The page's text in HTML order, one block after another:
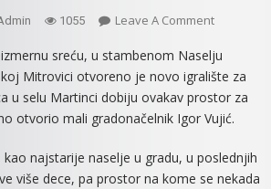
1055 Leave A CommentOn
NASELJE
DOBILO
NOVO,
IGRALIŠTE
ZA
sreću, u stambenom Naselju
Mitrovici otvoreno je novo igralište za
u selu Martinci dobiju ovakav prostor za
otvorio mali gradonačelnik Igor Vujić.
kao najstarije naselje u gradu, u poslednjih
više dece, pa prostor na kome se nekada